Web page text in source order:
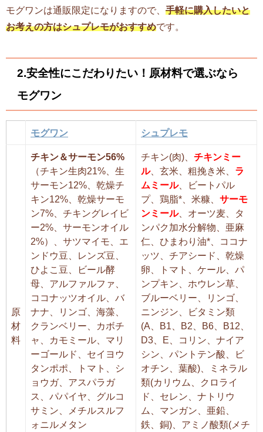
モグワンは通販限定になりますので、 手軽に購入したいと
お考えの方はシュプレモがおすすめです。
2.安全性にこだわりたい！原材料で選ぶなら
モグワン
モグワン シュプレモ
原
材
料
チキン＆サーモン56%
（チキン生肉21%、生
サーモン12%、乾燥チ
キン12%、乾燥サーモ
ン7%、チキングレイビ
ー2%、サーモンオイル
2%）、サツマイモ、エ
ンドウ豆、レンズ豆、
ひよこ豆、ビール酵
母、アルファルファ、
ココナッツオイル、バ
ナナ、リンゴ、海藻、
クランベリー、カボチ
ャ、カモミール、マリ
ーゴールド、セイヨウ
タンポポ、トマト、シ
ョウガ、アスパラガ
ス、パパイヤ、グルコ
サミン、メチルスルフ
ォニルメタン
チキン(肉)、 チキンミー
ル、玄米、粗挽き米、 ラ
ムミール、ビートパル
プ、鶏脂*、米糠、 サーモ
ンミール、オーツ麦、タ
ンパク加水分解物、亜麻
仁、ひまわり油*、ココナ
ッツ、チアシード、乾燥
卵、トマト、ケール、パ
ンプキン、ホウレン草、
ブルーベリー、リンゴ、
ニンジン、ビタミン類
(A、B1、B2、B6、B12、
D3、E、コリン、ナイア
シン、パントテン酸、ビ
オチン、葉酸)、ミネラル
類(カリウム、クロライ
ド、セレン、ナトリウ
ム、マンガン、亜鉛、
鉄、銅)、アミノ酸類(メチ